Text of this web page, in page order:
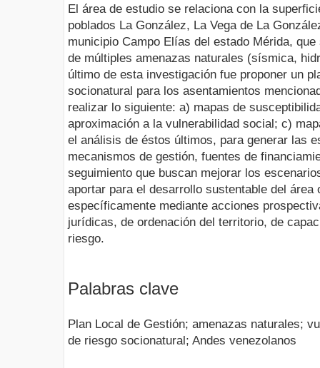
El área de estudio se relaciona con la
poblados La González, La Vega de La
municipio Campo Elías del estado Mérida,
de múltiples amenazas naturales (sísmica,
último de esta investigación fue proponer un
socionatural para los asentamientos
realizar lo siguiente: a) mapas de
aproximación a la vulnerabilidad social; c)
el análisis de éstos últimos, para generar las
mecanismos de gestión, fuentes de
seguimiento que buscan mejorar los
aportar para el desarrollo sustentable del área
específicamente mediante acciones
jurídicas, de ordenación del territorio, de
riesgo.
Palabras clave
Plan Local de Gestión; amenazas naturales;
de riesgo socionatural; Andes venezolanos